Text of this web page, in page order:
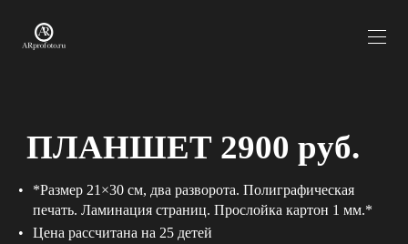
ПЛАНШЕТ 2900 руб.
*Размер 21×30 см, два разворота. Полиграфическая
печать. Ламинация страниц. Прослойка картон 1 мм.*
Цена рассчитана на 25 детей